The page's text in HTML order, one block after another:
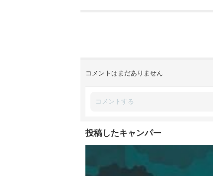
コメントはまだありません
投稿したキャンパー